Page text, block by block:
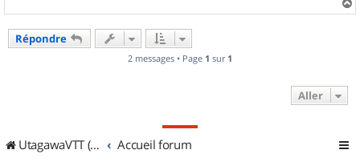
e
a
Répondre
2 messages • Page 1 sur 1
Aller
UtagawaVTT (Randos VTT et VTTAE avec traces GPS) Accueil forum